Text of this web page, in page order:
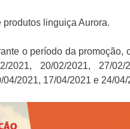
linguiça Aurora.
o período da promoção,
20/02/2021, 27/02/
2021, 17/04/2021 e 24/04/